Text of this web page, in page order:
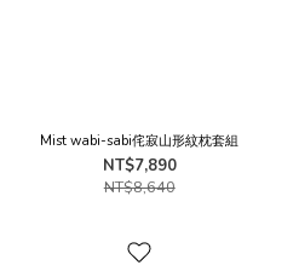
Mist wabi-sabi侘寂山形紋枕套組
NT$7,890
NT$8,640